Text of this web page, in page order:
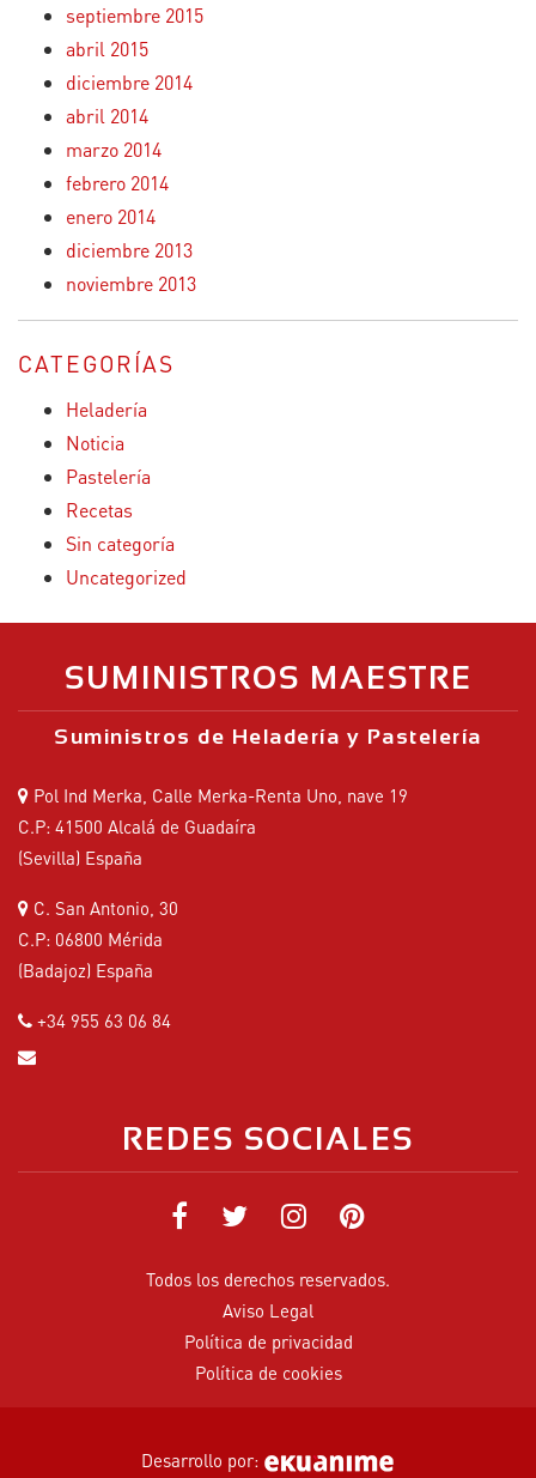
septiembre 2015
abril 2015
diciembre 2014
abril 2014
marzo 2014
febrero 2014
enero 2014
diciembre 2013
noviembre 2013
CATEGORÍAS
Heladería
Noticia
Pastelería
Recetas
Sin categoría
Uncategorized
SUMINISTROS MAESTRE
Suministros de Heladería y Pastelería
Pol Ind Merka, Calle Merka-Renta Uno, nave 19
C.P: 41500 Alcalá de Guadaíra
(Sevilla) España
C. San Antonio, 30
C.P: 06800 Mérida
(Badajoz) España
+34 955 63 06 84
REDES SOCIALES
Todos los derechos reservados.
Aviso Legal
Política de privacidad
Política de cookies
Desarrollo por: